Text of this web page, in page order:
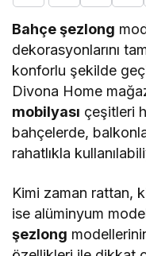
Bahçe şezlong
dekorasyonlarını
konforlu şekilde
Divona Home
mobilyası çeşitleri
bahçelerde,
rahatlıkla
Kimi zaman rattan,
ise alüminyum
şezlong